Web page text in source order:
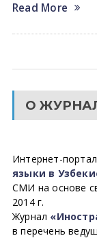
Read More
О
Интернет-
языки в
СМИ на основе
2014 г.
Журнал
в перечень